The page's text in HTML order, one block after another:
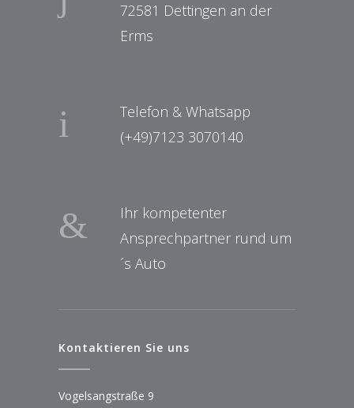
72581 Dettingen an der
Erms
Telefon & Whatsapp
(+49)7123 3070140
Ihr kompetenter
Ansprechpartner rund um
´s Auto
Kontaktieren Sie uns
Vogelsangstraße 9